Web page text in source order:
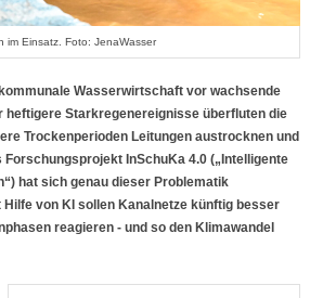
im Einsatz. Foto: JenaWasser
Wasserwirtschaft vor wachsende
heftigere Starkregenereignisse überfluten die
Trockenperioden Leitungen austrocknen und
InSchuKa 4.0 („Intelligente
hat sich genau dieser Problematik
Hilfe von KI sollen Kanalnetze künftig besser
reagieren - und so den Klimawandel